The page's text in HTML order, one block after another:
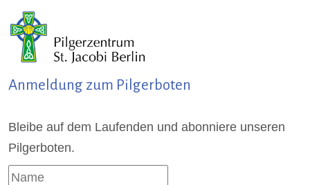
Anmeldung zum Pilgerboten
Bleibe auf dem Laufenden und abonniere unseren
Pilgerboten.